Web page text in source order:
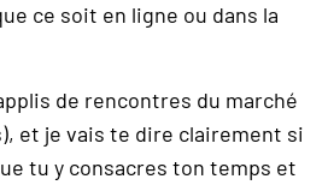
ce soit en ligne ou dans la
de rencontres du marché
et je vais te dire clairement si
tu y consacres ton temps et